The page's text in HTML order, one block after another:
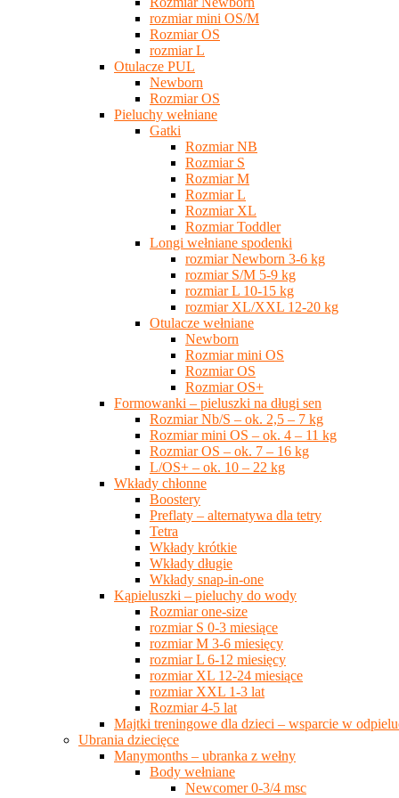
rozmiar mini OS/M
Rozmiar OS
rozmiar L
Otulacze PUL
Newborn
Rozmiar OS
Pieluchy wełniane
Gatki
Rozmiar NB
Rozmiar S
Rozmiar M
Rozmiar L
Rozmiar XL
Rozmiar Toddler
Longi wełniane spodenki
rozmiar Newborn 3-6 kg
rozmiar S/M 5-9 kg
rozmiar L 10-15 kg
rozmiar XL/XXL 12-20 kg
Otulacze wełniane
Newborn
Rozmiar mini OS
Rozmiar OS
Rozmiar OS+
Formowanki – pieluszki na długi sen
Rozmiar Nb/S – ok. 2,5 – 7 kg
Rozmiar mini OS – ok. 4 – 11 kg
Rozmiar OS – ok. 7 – 16 kg
L/OS+ – ok. 10 – 22 kg
Wkłady chłonne
Boostery
Preflaty – alternatywa dla tetry
Tetra
Wkłady krótkie
Wkłady długie
Wkłady snap-in-one
Kąpieluszki – pieluchy do wody
Rozmiar one-size
rozmiar S 0-3 miesiące
rozmiar M 3-6 miesięcy
rozmiar L 6-12 miesięcy
rozmiar XL 12-24 miesiące
rozmiar XXL 1-3 lat
Rozmiar 4-5 lat
Majtki treningowe dla dzieci – wsparcie w
Ubrania dziecięce
Manymonths – ubranka z wełny
Body wełniane
Newcomer 0-3/4 msc